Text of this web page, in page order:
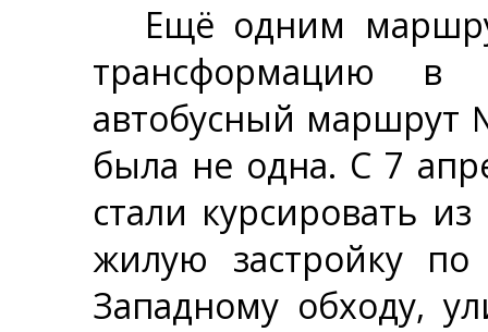
Ещё одним
трансформацию в
автобусный маршрут
была не одна. С 7
стали курсировать
жилую застройку по
Западному обходу,